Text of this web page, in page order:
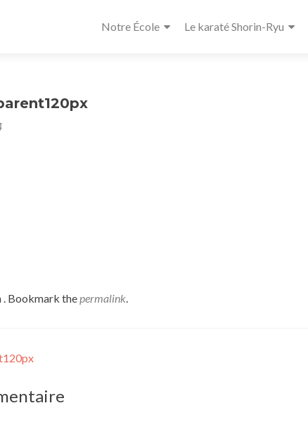
Notre École Le karaté Shorin-Ryu
. Bookmark thepermalink.